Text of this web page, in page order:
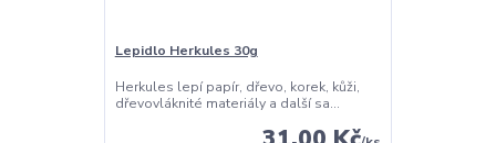
Lepidlo Herkules 30g
Herkules lepí papír, dřevo, korek, kůži,
dřevovláknité materiály a další sa...